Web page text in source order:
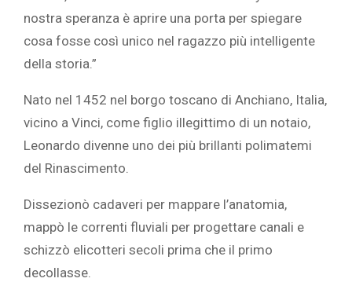
nostra speranza è aprire una porta per spiegare
cosa fosse così unico nel ragazzo più intelligente
della storia.”
Nato nel 1452 nel borgo toscano di Anchiano, Italia,
vicino a Vinci, come figlio illegittimo di un notaio,
Leonardo divenne uno dei più brillanti polimatemi
del Rinascimento.
Dissezionò cadaveri per mappare l’anatomia,
mappò le correnti fluviali per progettare canali e
schizzò elicotteri secoli prima che il primo
decollasse.